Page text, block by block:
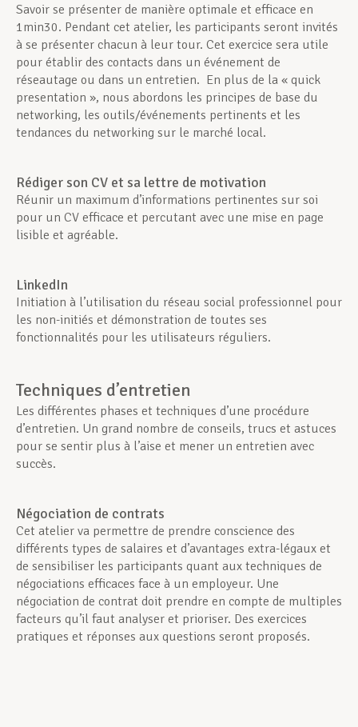
Savoir se présenter de manière optimale et efficace en
1min30. Pendant cet atelier, les participants seront invités
à se présenter chacun à leur tour. Cet exercice sera utile
pour établir des contacts dans un événement de
réseautage ou dans un entretien. En plus de la « quick
presentation », nous abordons les principes de base du
networking, les outils/événements pertinents et les
tendances du networking sur le marché local.
Rédiger son CV et sa lettre de motivation
Réunir un maximum d’informations pertinentes sur soi
pour un CV efficace et percutant avec une mise en page
lisible et agréable.
LinkedIn
Initiation à l’utilisation du réseau social professionnel pour
les non-initiés et démonstration de toutes ses
fonctionnalités pour les utilisateurs réguliers.
Techniques d’entretien
Les différentes phases et techniques d’une procédure
d’entretien. Un grand nombre de conseils, trucs et astuces
pour se sentir plus à l’aise et mener un entretien avec
succès.
Négociation de contrats
Cet atelier va permettre de prendre conscience des
différents types de salaires et d’avantages extra-légaux et
de sensibiliser les participants quant aux techniques de
négociations efficaces face à un employeur. Une
négociation de contrat doit prendre en compte de multiples
facteurs qu’il faut analyser et prioriser. Des exercices
pratiques et réponses aux questions seront proposés.